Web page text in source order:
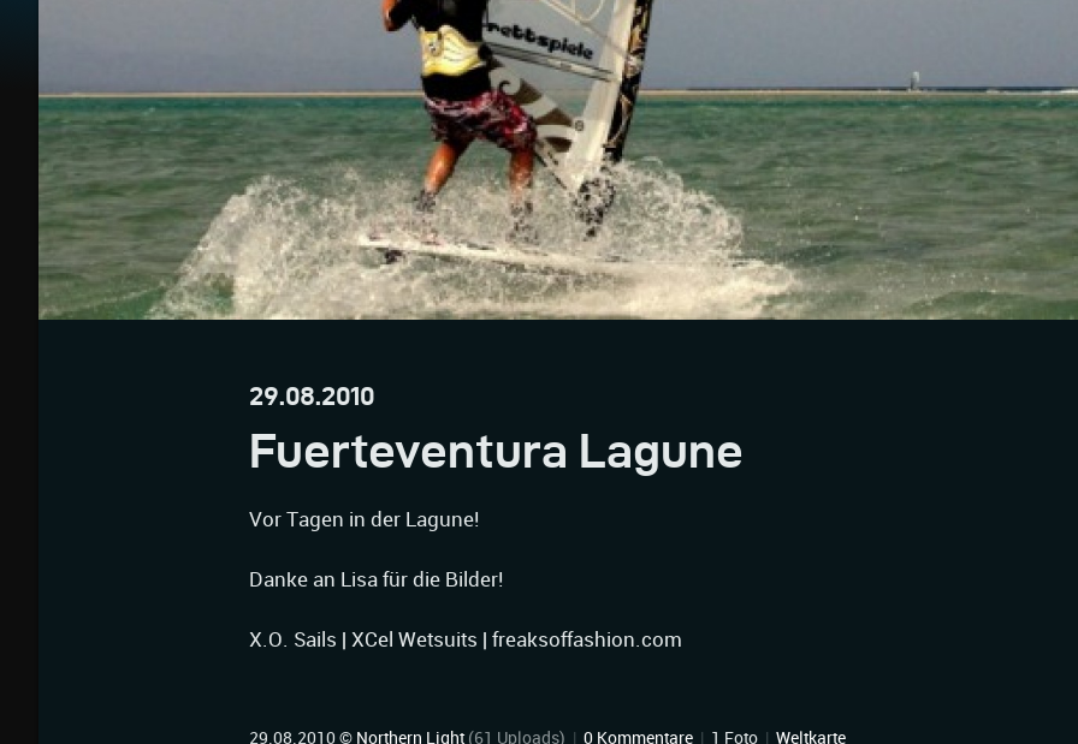
29.08.2010
Fuerteventura Lagune
Vor Tagen in der Lagune!
Danke an Lisa für die Bilder!
X.O. Sails | XCel Wetsuits | freaksoffashion.com
29.08.2010 © Northern Light (61 Uploads) | 0 Kommentare | 1 Foto | Weltkarte